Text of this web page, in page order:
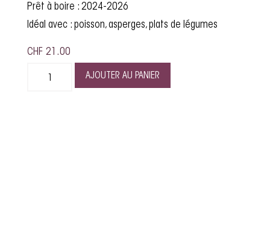
Prêt à boire : 2024-2026
Idéal avec : poisson, asperges, plats de légumes
CHF 21.00
AJOUTER AU PANIER